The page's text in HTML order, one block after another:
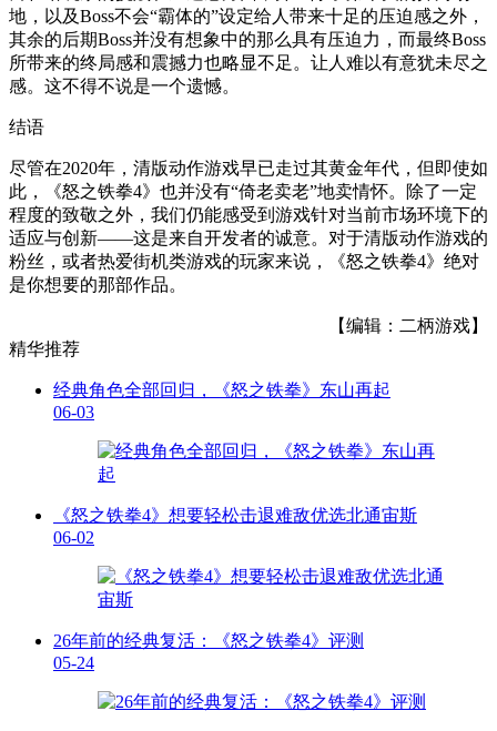
地，以及Boss不会“霸体的”设定给人带来十足的压迫感之外，
其余的后期Boss并没有想象中的那么具有压迫力，而最终Boss
所带来的终局感和震撼力也略显不足。让人难以有意犹未尽之
感。这不得不说是一个遗憾。
结语
尽管在2020年，清版动作游戏早已走过其黄金年代，但即使如
此，《怒之铁拳4》也并没有“倚老卖老”地卖情怀。除了一定
程度的致敬之外，我们仍能感受到游戏针对当前市场环境下的
适应与创新——这是来自开发者的诚意。对于清版动作游戏的
粉丝，或者热爱街机类游戏的玩家来说，《怒之铁拳4》绝对
是你想要的那部作品。
【编辑：二柄游戏】
精华推荐
经典角色全部回归，《怒之铁拳》东山再起
06-03
《怒之铁拳4》想要轻松击退难敌优选北通宙斯
06-02
26年前的经典复活：《怒之铁拳4》评测
05-24